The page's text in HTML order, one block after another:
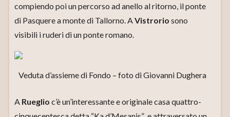
compiendo poi un percorso ad anello al ritorno, il ponte
di Pasquere a monte di Tallorno. A Vistrorio sono
visibili i ruderi di un ponte romano.
Veduta d’assieme di Fondo – foto di Giovanni Dughera
A Rueglio c’è un’interessante e originale casa quattro-